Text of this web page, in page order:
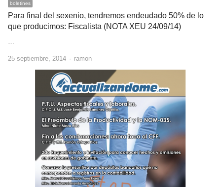
boletines
Para final del sexenio, tendremos endeudado 50% de lo
que producimos: Fiscalista (NOTA XEU 24/09/14)
…
25 septiembre, 2014 Author
ramon